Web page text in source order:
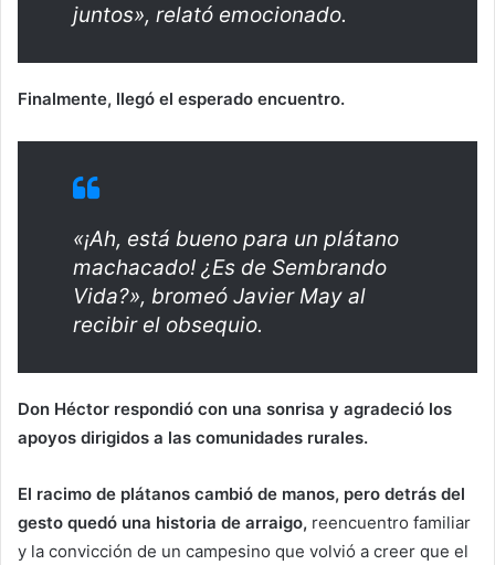
juntos», relató emocionado.
Finalmente, llegó el esperado encuentro.
«¡Ah, está bueno para un plátano
machacado! ¿Es de Sembrando
Vida?», bromeó Javier May al
recibir el obsequio.
Don Héctor respondió con una sonrisa y agradeció los
apoyos dirigidos a las comunidades rurales.
El racimo de plátanos cambió de manos, pero detrás del
gesto quedó una historia de arraigo, reencuentro familiar
y la convicción de un campesino que volvió a creer que el